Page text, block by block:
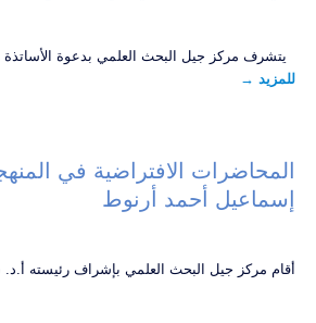
يتشرف مركز جيل البحث العلمي بدعوة الأساتذة
للمزيد →
المحاضرات الافتراضية في
إسماعيل أحمد أرنوط
أقام مركز جيل البحث العلمي بإشراف رئيسته